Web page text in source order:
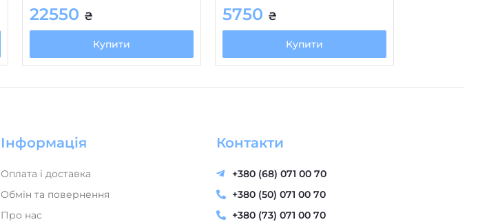
22550 ₴
Купити
5750 ₴
Купити
Інформація
Оплата і доставка
Обмін та повернення
Про нас
Контакти
+380 (68) 071 00 70
+380 (50) 071 00 70
+380 (73) 071 00 70